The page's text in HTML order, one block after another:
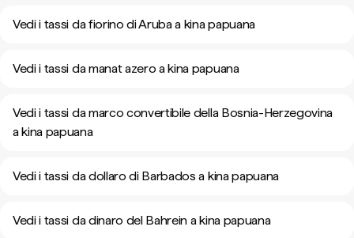
Vedi i tassi da fiorino di Aruba a kina papuana
Vedi i tassi da manat azero a kina papuana
Vedi i tassi da marco convertibile della Bosnia-Herzegovina
a kina papuana
Vedi i tassi da dollaro di Barbados a kina papuana
Vedi i tassi da dinaro del Bahrein a kina papuana